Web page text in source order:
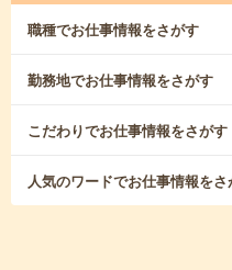
職種でお仕事情報をさがす
勤務地でお仕事情報をさがす
こだわりでお仕事情報をさがす
人気のワードでお仕事情報をさ